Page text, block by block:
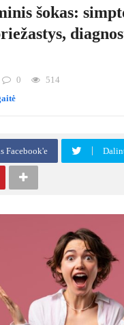
šokas:
0
514
Facebook'e